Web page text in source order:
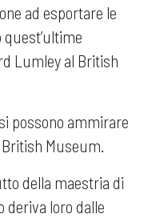
ad esportare le
Lumley al British
possono ammirare
British Museum.
della maestria di
deriva loro dalle